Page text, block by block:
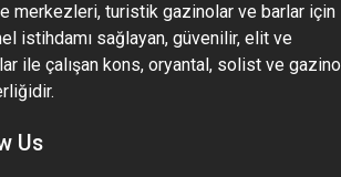
merkezleri, turistik gazinolar ve barlar için
istihdamı sağlayan, güvenilir, elit ve
ile çalışan kons, oryantal, solist ve gazino
Us